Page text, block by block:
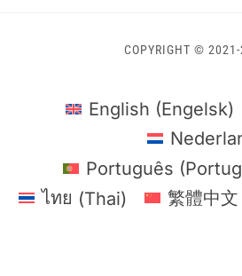
COPYRIGHT © 2021-
English (Engelsk)
Português (
ไทย (Thai) 繁體中文